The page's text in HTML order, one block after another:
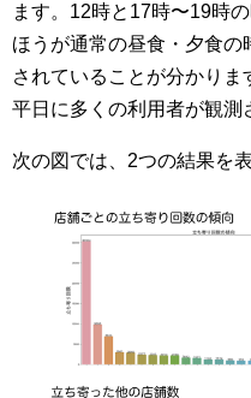
ます。12時と17時〜19時
ほうが通常の昼食・夕食の
されていることが分かり
平日に多くの利用者が観測
次の図では、2つの結果を